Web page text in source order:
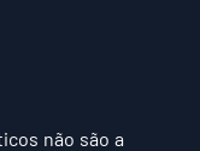
não são a